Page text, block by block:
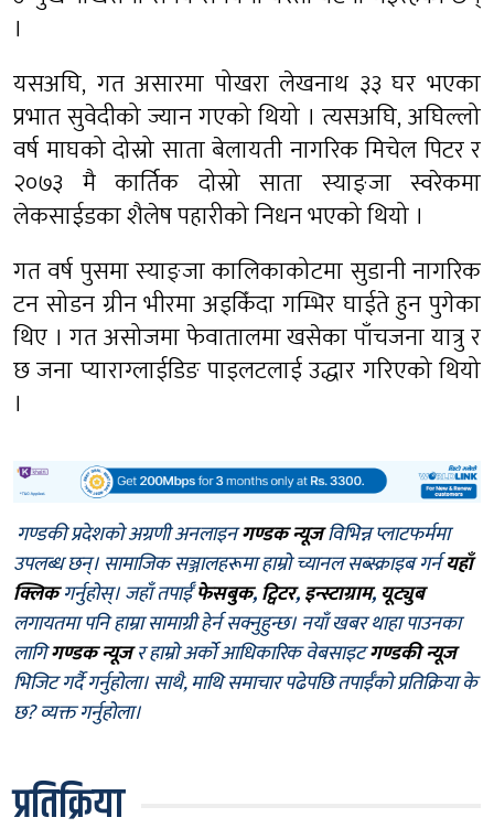
।
यसअघि, गत असारमा पोखरा लेखनाथ ३३ घर भएका
प्रभात सुवेदीको ज्यान गएको थियो । त्यसअघि, अघिल्लो
वर्ष माघको दोस्रो साता बेलायती नागरिक मिचेल पिटर र
२०७३ मै कार्तिक दोस्रो साता स्याङ्जा स्वरेकमा
लेकसाईडका शैलेष पहारीको निधन भएको थियो ।
गत वर्ष पुसमा स्याङ्जा कालिकाकोटमा सुडानी नागरिक
टन सोडन ग्रीन भीरमा अड्किँदा गम्भिर घाईते हुन पुगेका
थिए । गत असोजमा फेवातालमा खसेका पाँचजना यात्रु र
छ जना प्याराग्लाईडिङ पाइलटलाई उद्धार गरिएको थियो
।
गण्डकी प्रदेशको अग्रणी अनलाइनगण्डक न्यूजविभिन्न प्लाटफर्ममा
उपलब्ध छन्। सामाजिक सञ्जालहरूमा हाम्रो च्यानल सब्स्क्राइब गर्नयहाँ
क्लिकगर्नुहोस्। जहाँ तपाईँफेसबुक,ट्विटर,इन्स्टाग्राम, यूट्युब
लगायतमा पनि हाम्रा सामाग्री हेर्न सक्नुहुन्छ। नयाँ खबर थाहा पाउनका
लागिगण्डक न्यूजर हाम्रो अर्को आधिकारिक वेबसाइटगण्डकी न्यूज
भिजिट गर्दै गर्नुहोला। साथै, माथि समाचार पढेपछि तपाईँको प्रतिक्रिया के
छ? व्यक्त गर्नुहोला।
प्रतिक्रिया